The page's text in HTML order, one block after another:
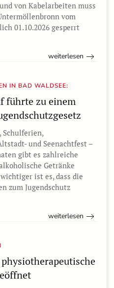
von Kabelarbeiten muss
vom
01.10.2026 gesperrt
weiterlesen
IN BAD WALDSEE:
führte zu einem
Schulferien,
und Seenachtfest –
gibt es zahlreiche
Getränke
ist es, dass die
zum Jugendschutz
weiterlesen